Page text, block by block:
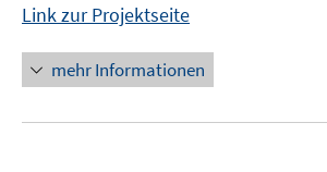
Link zur Projektseite
mehr Informationen